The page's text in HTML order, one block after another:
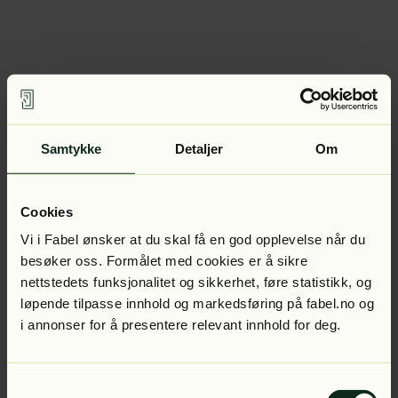
Samtykke Detaljer Om
Cookies
Vi i Fabel ønsker at du skal få en god opplevelse når du
besøker oss. Formålet med cookies er å sikre
nettstedets funksjonalitet og sikkerhet, føre statistikk, og
løpende tilpasse innhold og markedsføring på fabel.no og
i annonser for å presentere relevant innhold for deg.